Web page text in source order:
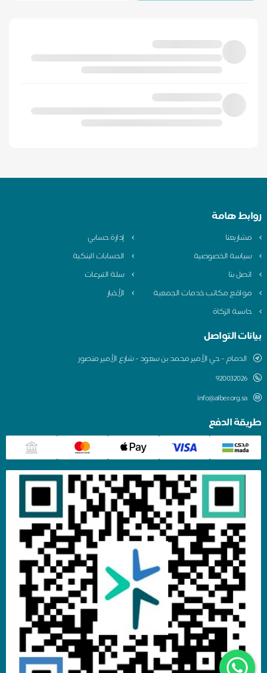
روابط هامة
مشاريعنا
إدارة حسابي
سياسة الخصوصية
الحسابات البنكية
اتصل بنا
سلة التبرعات
مواقع مكاتب خدمات الجمعية
الأخبار
حاسبة الزكاة
بيانات التواصل
الدمام - حي الأمير محمد بن سعود - شارع الأمير منصور
920032026
info@alber.org.sa
طريقة الدفع